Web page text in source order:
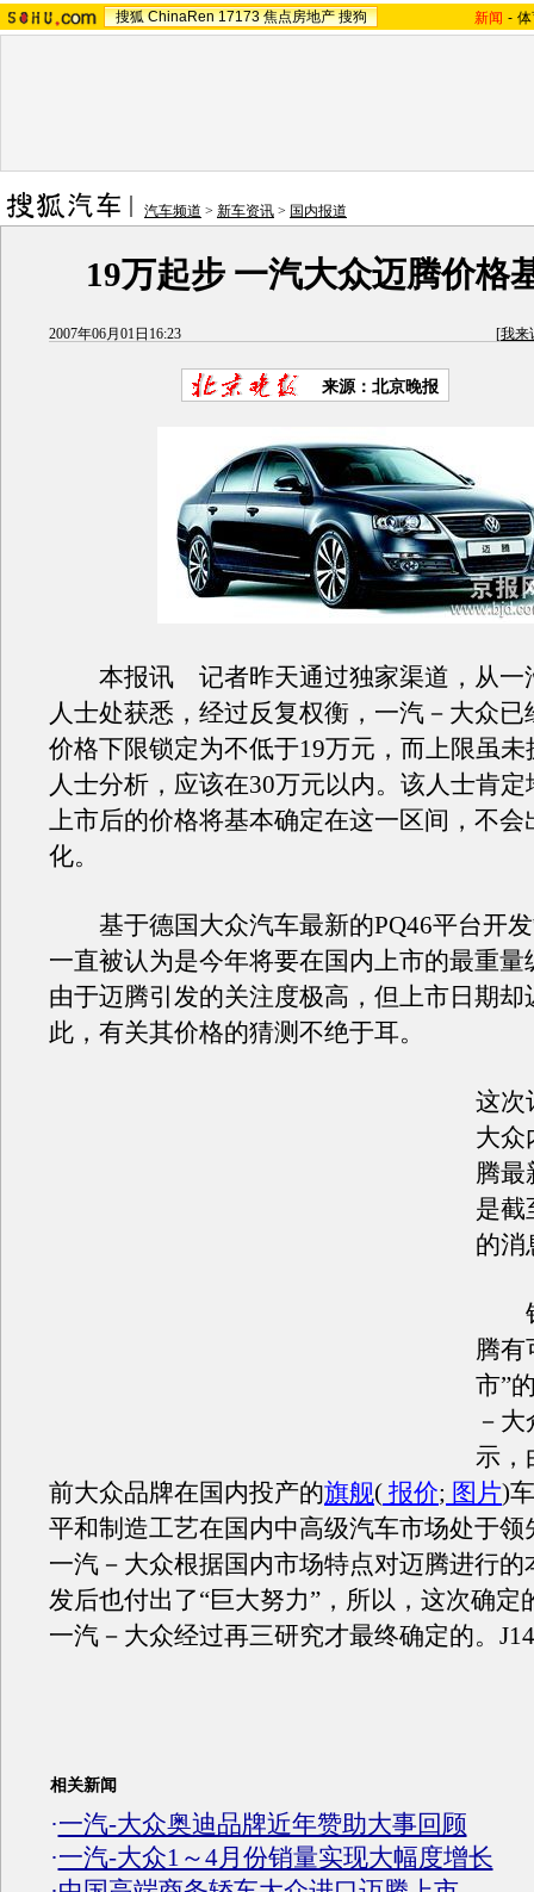
搜狐 ChinaRen 17173 焦点房地产 搜狗 新闻 -
汽车频道 > 新车资讯 > 国内报道
19万起步 一汽大众迈腾价格
2007年06月01日16:23 [我来
来源：北京晚报
本报讯 记者昨天通过独家渠道，从一
人士处获悉，经过反复权衡，一汽－大众已
价格下限锁定为不低于19万元，而上限虽
人士分析，应该在30万元以内。该人士肯
上市后的价格将基本确定在这一区间，不会
化。
基于德国大众汽车最新的PQ46平台开发
一直被认为是今年将要在国内上市的最重量
由于迈腾引发的关注度极高，但上市日期却
此，有关其价格的猜测不绝于耳。
这次
大众
腾最
是截
的消
针
腾有
市”
－
示，
前大众品牌在国内投产的旗舰( 报价; 图片)
平和制造工艺在国内中高级汽车市场处于领
一汽－大众根据国内市场特点对迈腾进行的
发后也付出了“巨大努力”，所以，这次确定
一汽－大众经过再三研究才最终确定的。
相关新闻
·一汽-大众奥迪品牌近年赞助大事回顾
·一汽-大众1～4月份销量实现大幅度增长